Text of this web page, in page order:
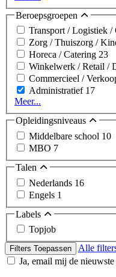
Beroepsgroepen
Transport / Logistiek
Zorg / Thuiszorg /
Horeca / Catering 23
Winkelwerk / Retail /
Commercieel /
Administratief 17
Meer...
Opleidingsniveaus
Middelbare school 10
MBO 7
Talen
Nederlands 16
Engels 1
Labels
Topjob
Filters Toepassen
Alle
Ja, email mij de